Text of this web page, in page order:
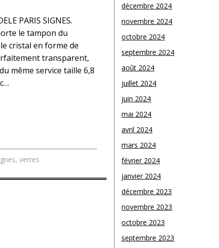
PARIS SIGNES.
le tampon du
cristal en forme de
transparent,
même service taille 6,8
, verres
décembre 2024
novembre 2024
octobre 2024
septembre 2024
août 2024
juillet 2024
juin 2024
mai 2024
avril 2024
mars 2024
février 2024
janvier 2024
décembre 2023
novembre 2023
octobre 2023
septembre 2023